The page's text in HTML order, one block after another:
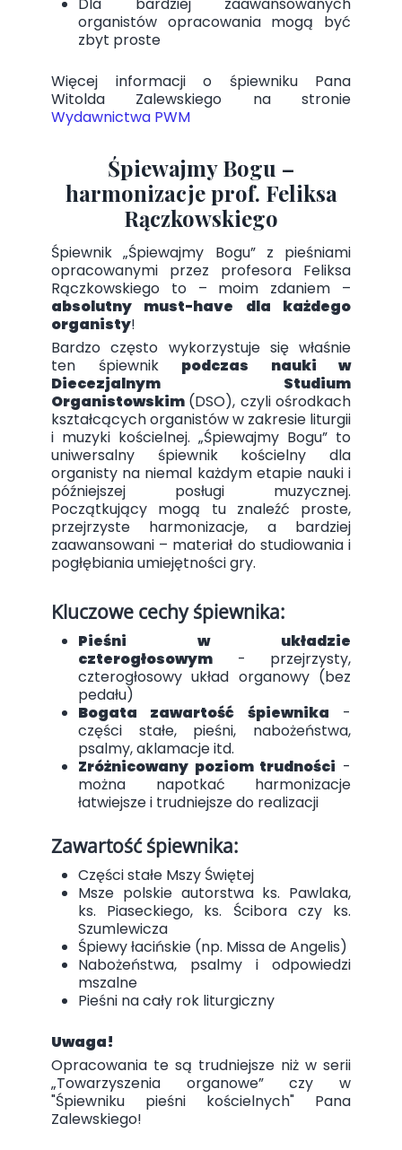
organistów opracowania mogą być
zbyt proste
Więcej informacji o śpiewniku Pana
Witolda Zalewskiego na stronie
Wydawnictwa PWM
Śpiewajmy Bogu –
harmonizacje prof. Feliksa
Rączkowskiego
Śpiewnik „Śpiewajmy Bogu” z pieśniami
opracowanymi przez profesora Feliksa
Rączkowskiego to – moim zdaniem –
absolutny must-have dla każdego
organisty!
Bardzo często wykorzystuje się właśnie
ten śpiewnik podczas nauki w
Diecezjalnym Studium
Organistowskim (DSO), czyli ośrodkach
kształcących organistów w zakresie liturgii
i muzyki kościelnej. „Śpiewajmy Bogu” to
uniwersalny śpiewnik kościelny dla
organisty na niemal każdym etapie nauki i
późniejszej posługi muzycznej.
Początkujący mogą tu znaleźć proste,
przejrzyste harmonizacje, a bardziej
zaawansowani – materiał do studiowania i
pogłębiania umiejętności gry.
Kluczowe cechy śpiewnika:
Pieśni w układzie
czterogłosowym - przejrzysty,
czterogłosowy układ organowy (bez
pedału)
Bogata zawartość śpiewnika -
części stałe, pieśni, nabożeństwa,
psalmy, aklamacje itd.
Zróżnicowany poziom trudności -
można napotkać harmonizacje
łatwiejsze i trudniejsze do realizacji
Zawartość śpiewnika:
Części stałe Mszy Świętej
Msze polskie autorstwa ks. Pawlaka,
ks. Piaseckiego, ks. Ścibora czy ks.
Szumlewicza
Śpiewy łacińskie (np. Missa de Angelis)
Nabożeństwa, psalmy i odpowiedzi
mszalne
Pieśni na cały rok liturgiczny
Uwaga!
Opracowania te są trudniejsze niż w serii
„Towarzyszenia organowe” czy w
"Śpiewniku pieśni kościelnych" Pana
Zalewskiego!